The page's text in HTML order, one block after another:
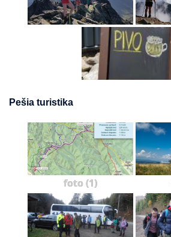
Pešia turistika
foto (1)